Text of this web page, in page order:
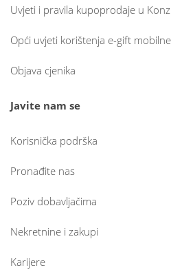
Uvjeti i pravila kupoprodaje u
Opći uvjeti korištenja e-gift
Objava cjenika
Javite nam se
Korisnička podrška
Pronađite nas
Poziv dobavljačima
Nekretnine i zakupi
Karijere